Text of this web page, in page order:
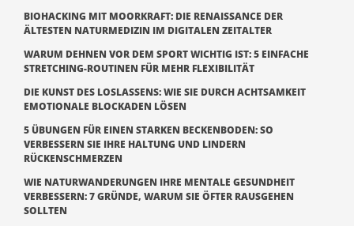
BIOHACKING MIT MOORKRAFT: DIE RENAISSANCE DER
ÄLTESTEN NATURMEDIZIN IM DIGITALEN ZEITALTER
WARUM DEHNEN VOR DEM SPORT WICHTIG IST: 5 EINFACHE
STRETCHING-ROUTINEN FÜR MEHR FLEXIBILITÄT
DIE KUNST DES LOSLASSENS: WIE SIE DURCH ACHTSAMKEIT
EMOTIONALE BLOCKADEN LÖSEN
5 ÜBUNGEN FÜR EINEN STARKEN BECKENBODEN: SO
VERBESSERN SIE IHRE HALTUNG UND LINDERN
RÜCKENSCHMERZEN
WIE NATURWANDERUNGEN IHRE MENTALE GESUNDHEIT
VERBESSERN: 7 GRÜNDE, WARUM SIE ÖFTER RAUSGEHEN
SOLLTEN